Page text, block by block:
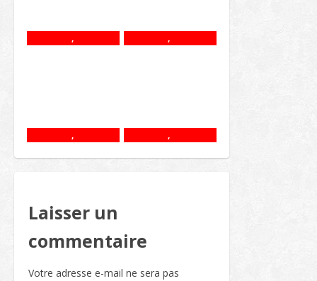
, ,
, ,
Laisser un
commentaire
Votre adresse e-mail ne sera pas